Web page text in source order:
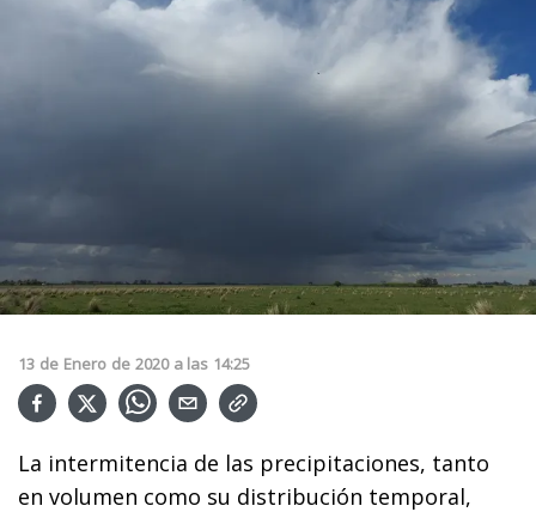
13 de Enero de 2020 a las 14:25
La intermitencia de las precipitaciones, tanto
en volumen como su distribución temporal,